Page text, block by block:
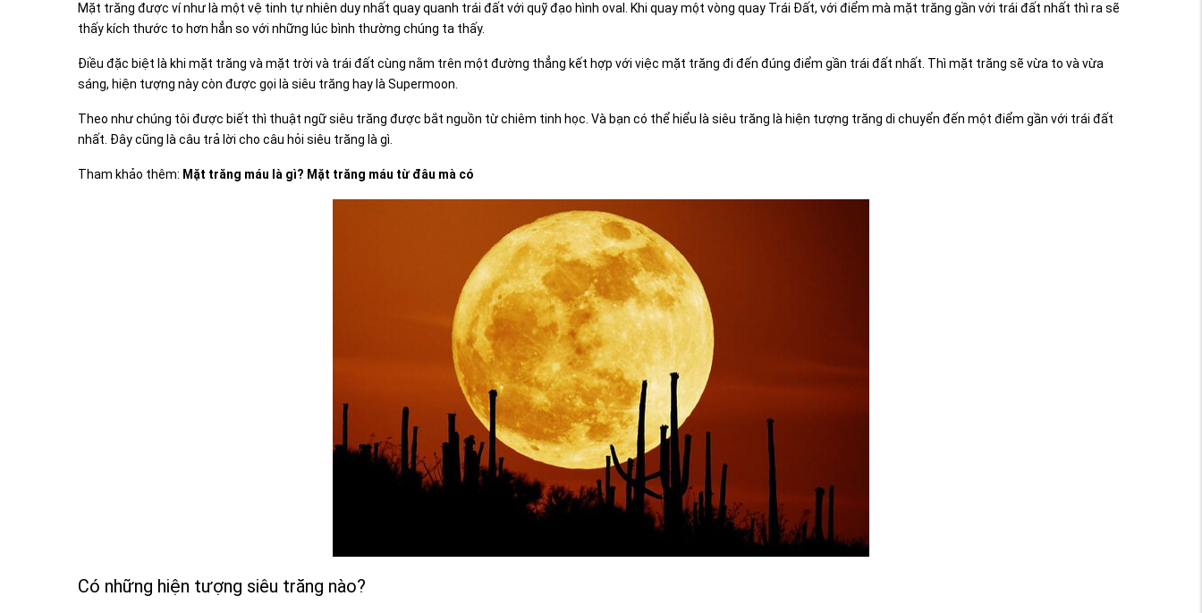
Mặt trăng được ví như là một vệ tinh tự nhiên duy nhất quay quanh trái đất với quỹ đạo hình oval. Khi quay một vòng quay Trái Đất, với điểm mà mặt trăng gần với trái đất nhất thì ra sẽ
thấy kích thước to hơn hẳn so với những lúc bình thường chúng ta thấy.
Điều đặc biệt là khi mặt trăng và mặt trời và trái đất cùng nằm trên một đường thẳng kết hợp với việc mặt trăng đi đến đúng điểm gần trái đất nhất. Thì mặt trăng sẽ vừa to và vừa
sáng, hiện tượng này còn được gọi là siêu trăng hay là Supermoon.
Theo như chúng tôi được biết thì thuật ngữ siêu trăng được bắt nguồn từ chiêm tinh học. Và bạn có thể hiểu là siêu trăng là hiện tượng trăng di chuyển đến một điểm gần với trái đất
nhất. Đây cũng là câu trả lời cho câu hỏi siêu trăng là gì.
Tham khảo thêm: Mặt trăng máu là gì? Mặt trăng máu từ đâu mà có
Có những hiện tượng siêu trăng nào?